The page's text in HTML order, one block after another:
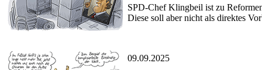
SPD-Chef Klingbeil ist zu
Diese soll aber nicht als direktes
09.09.2025